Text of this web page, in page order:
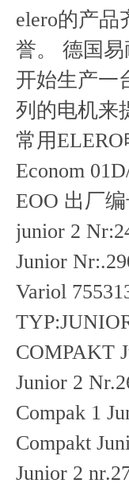
elero的产
誉。 德国
开始生产一
列的电机来
常用
Econom
EOO 出厂
junior 2
Junior
Variol
COMPAKT
Junior 2
Compak 1
Compakt
Junior 2